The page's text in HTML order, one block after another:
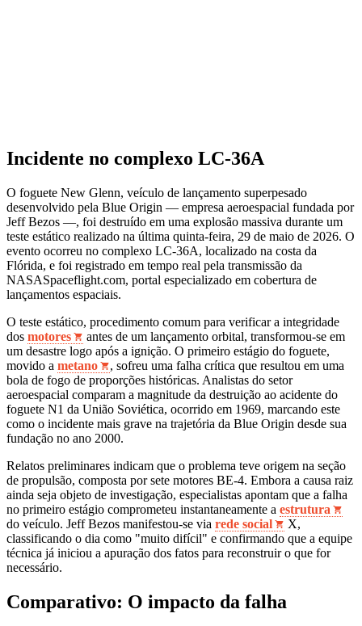
Incidente no complexo LC-36A
O foguete New Glenn, veículo de lançamento superpesado
desenvolvido pela Blue Origin — empresa aeroespacial fundada por
Jeff Bezos —, foi destruído em uma explosão massiva durante um
teste estático realizado na última quinta-feira, 29 de maio de 2026. O
evento ocorreu no complexo LC-36A, localizado na costa da
Flórida, e foi registrado em tempo real pela transmissão da
NASASpaceflight.com, portal especializado em cobertura de
lançamentos espaciais.
O teste estático, procedimento comum para verificar a integridade
dos motores
antes de um lançamento orbital, transformou-se em
um desastre logo após a ignição. O primeiro estágio do foguete,
movido a metano
, sofreu uma falha crítica que resultou em uma
bola de fogo de proporções históricas. Analistas do setor
aeroespacial comparam a magnitude da destruição ao acidente do
foguete N1 da União Soviética, ocorrido em 1969, marcando este
como o incidente mais grave na trajetória da Blue Origin desde sua
fundação no ano 2000.
Relatos preliminares indicam que o problema teve origem na seção
de propulsão, composta por sete motores BE-4. Embora a causa raiz
ainda seja objeto de investigação, especialistas apontam que a falha
no primeiro estágio comprometeu instantaneamente a estrutura
do veículo. Jeff Bezos manifestou-se via rede social
X,
classificando o dia como "muito difícil" e confirmando que a equipe
técnica já iniciou a apuração dos fatos para reconstruir o que for
necessário.
Comparativo: O impacto da falha